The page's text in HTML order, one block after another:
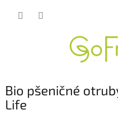
Bio pšeničné
Life